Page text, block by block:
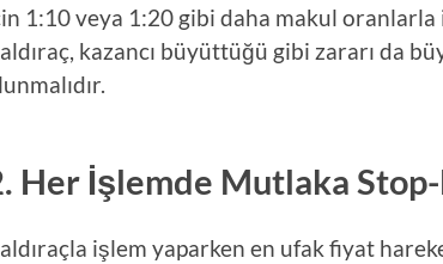
1:10 veya 1:20 gibi daha makul oranlarla
kazancı büyüttüğü gibi zararı da
Her İşlemde Mutlaka Stop-
işlem yaparken en ufak fiyat